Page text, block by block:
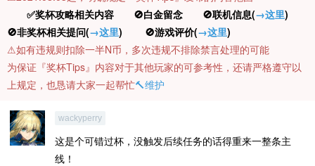
✅奖杯攻略相关内容 🚫白金留念 🚫联机信息(→这里)
🚫非奖杯相关提问(→这里) 🚫游戏评价(→这里)
⚠️如有违规则扣除一半N币，多次违规不排除禁言处理的可能
为保证『奖杯Tips』内容对于其他玩家的可参考性，还请严格遵守以
上规定，也恳请大家一起帮忙🔨维护
wackyperry
这是个可错过杯，没触发后续任务的话得重来一整条主
线！